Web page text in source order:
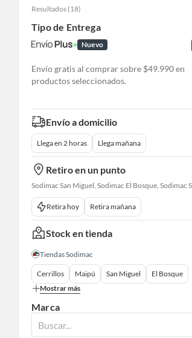
Resultados (18)
Tipo de Entrega
Nuevo
Envío gratis al comprar sobre $49.990 en
productos seleccionados.
Envío a domicilio
Llega en 2 horas Llega mañana
Retiro en un punto
Retira hoy Retira mañana
Stock en tienda
Tiendas Sodimac
Cerrillos Maipú San Miguel
El Bosque
Mostrar más
Marca